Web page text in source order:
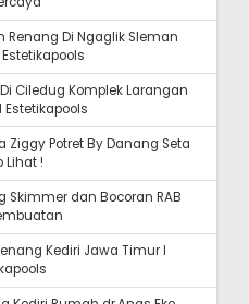
Renang Di Ngaglik Sleman
Ciledug Komplek Larangan
Ziggy Potret By Danang Seta
Lihat !
Skimmer dan Bocoran RAB
Kediri Jawa Timur I